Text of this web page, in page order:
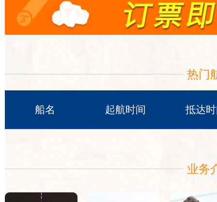
热门
船名 起航时间 抵达
业务